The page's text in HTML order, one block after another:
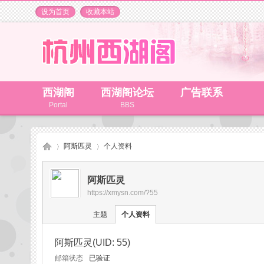
设为首页 收藏本站
西湖阁
Portal
西湖阁论坛
BBS
广告联系
›
阿斯匹灵
›
个人资料
阿斯匹灵
https://xmysn.com/?55
主题 个人资料
阿斯匹灵 (UID: 55)
邮箱状态 已验证